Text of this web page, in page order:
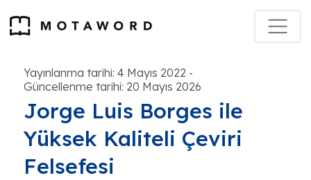
Yayınlanma tarihi: 4 Mayıs 2022 -
Güncellenme tarihi: 20 Mayıs 2026
Jorge Luis Borges ile
Yüksek Kaliteli Çeviri
Felsefesi